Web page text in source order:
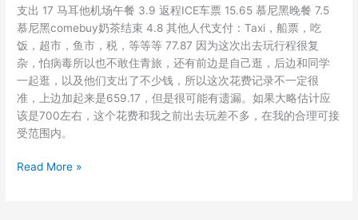
支出 17 马耳他机场午餐 3.9 返程ICE车票 15.65 慕尼黑晚餐 7.5
慕尼黑comebuy奶茶结束 4.8 其他人代支付：Taxi，船票，吃
饭，超市，鱼市，税，等等等 77.87 因为这次出去玩行程很复
杂，怕病毒所以也不敢住青旅，还有前边是自己逛，后边和同学
一起逛，以及他们支出了不少钱，所以这次花费记录不一定很
准，上边加起来是659.17，但是很可能有遗漏。如果大略估计应
该是700左右，这个花费和我之前出去玩差不多，在我的合理可接
受范围内。
马
Read More »